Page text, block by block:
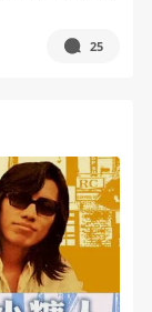
25